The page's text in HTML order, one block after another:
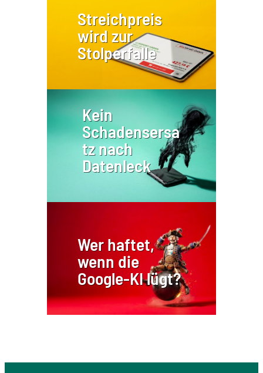
Streichpreis
wird zur
Stolperfalle
Kein
Schadensersa
tz nach
Datenleck
Wer haftet,
wenn die
Google-KI lügt?